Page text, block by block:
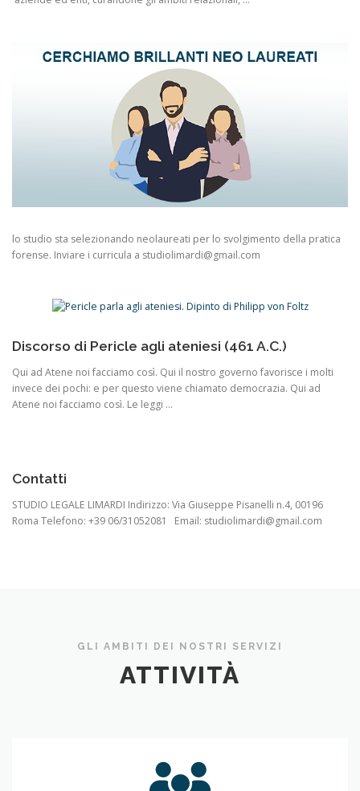
lo studio sta selezionando neolaureati per lo svolgimento della pratica
forense. Inviare i curricula a studiolimardi@gmail.com
Discorso di Pericle agli ateniesi (461 A.C.)
Qui ad Atene noi facciamo così. Qui il nostro governo favorisce i molti
invece dei pochi: e per questo viene chiamato democrazia. Qui ad
Atene noi facciamo così. Le leggi …
Contatti
STUDIO LEGALE LIMARDI Indirizzo: Via Giuseppe Pisanelli n.4, 00196
Roma Telefono: +39 06/31052081 Email: studiolimardi@gmail.com
GLI AMBITI DEI NOSTRI SERVIZI
ATTIVITÀ